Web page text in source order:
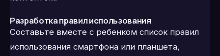
Разработка правил использования
Составьте вместе с ребенком список правил
использования смартфона или планшета,